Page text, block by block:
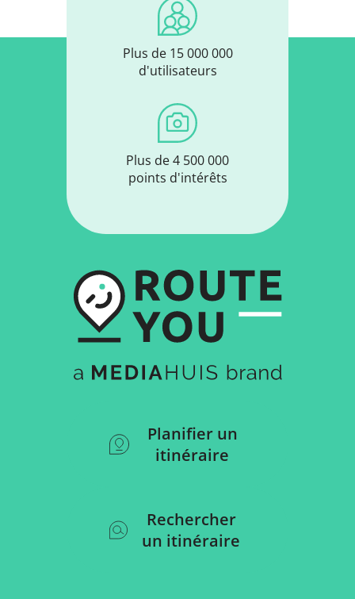
Plus de 15 000 000
d'utilisateurs
Plus de 4 500 000
points d'intérêts
Planifier un
itinéraire
Rechercher
un itinéraire